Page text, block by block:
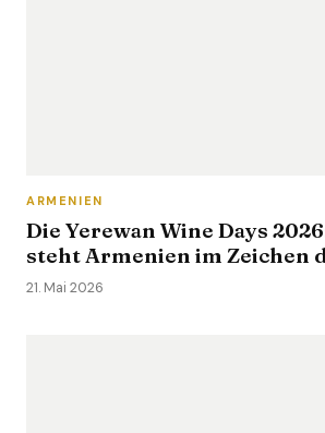
ARMENIEN
Die Yerewan Wine Days
steht Armenien im Zeichen
21. Mai 2026